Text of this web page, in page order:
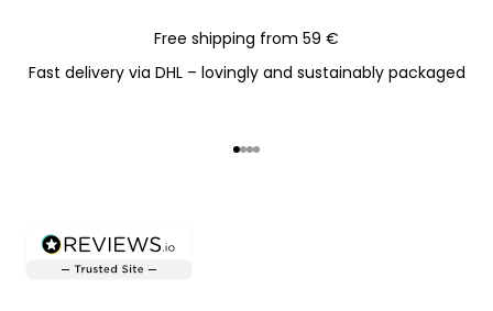
Free shipping from 59 €
Fast delivery via DHL – lovingly and sustainably packaged
Go to item 1
Go to item 2
Go to item 3
Go to item 4